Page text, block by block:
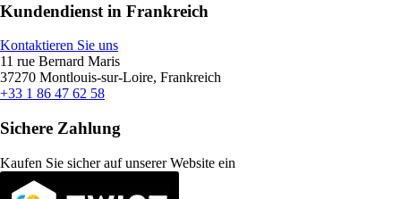
Kundendienst in Frankreich
Kontaktieren Sie uns
11 rue Bernard Maris
37270 Montlouis-sur-Loire, Frankreich
+33 1 86 47 62 58
Sichere Zahlung
Kaufen Sie sicher auf unserer Website ein